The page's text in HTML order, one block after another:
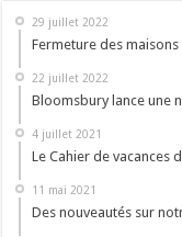
29 juillet 2022
Fermeture des
22 juillet 2022
Bloomsbury lance une
4 juillet 2021
Le Cahier de vacances
11 mai 2021
Des nouveautés sur